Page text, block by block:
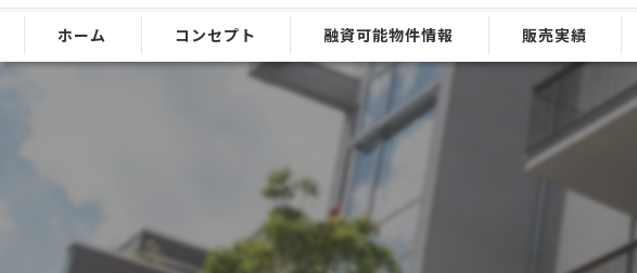
ホーム コンセプト 融資可能物件情報 販売実績